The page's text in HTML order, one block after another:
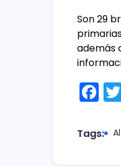
Son 29
además
F
a
c
Tags: